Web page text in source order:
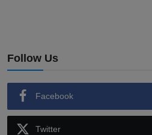
Follow Us
Facebook
Twitter